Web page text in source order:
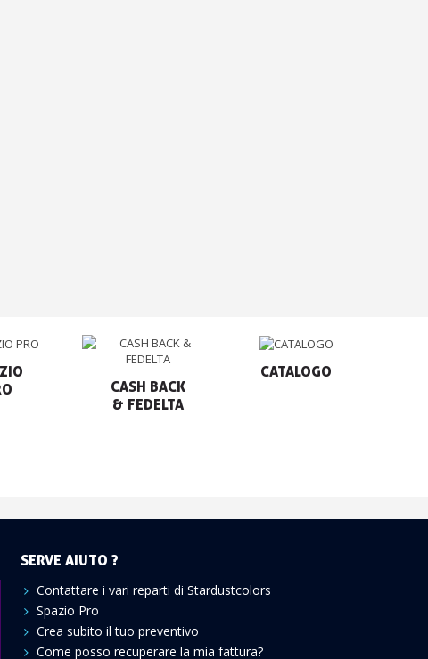
CASH BACK
& FEDELTA
CATALOGO
SERVE AIUTO ?
Contattare i vari reparti di Stardustcolors
Spazio Pro
Crea subito il tuo preventivo
Come posso recuperare la mia fattura?